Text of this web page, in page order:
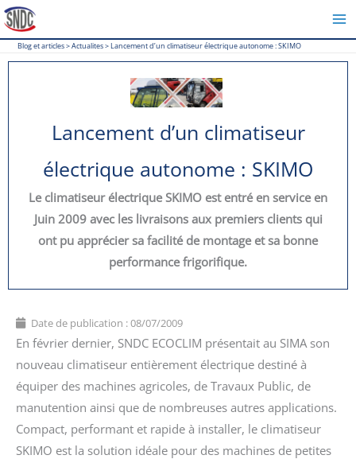
Aller
au
contenu
Blog et articles>Actualites>Lancement d’un climatiseur électrique autonome : SKIMO
Lancement d’un climatiseur
électrique autonome : SKIMO
Le climatiseur électrique SKIMO est entré en service en
Juin 2009 avec les livraisons aux premiers clients qui
ont pu apprécier sa facilité de montage et sa bonne
performance frigorifique.
Date de publication :08/07/2009
En février dernier, SNDC ECOCLIM présentait au SIMA son
nouveau climatiseur entièrement électrique destiné à
équiper des machines agricoles, de Travaux Public, de
manutention ainsi que de nombreuses autres applications.
Compact, performant et rapide à installer, le climatiseur
SKIMO est la solution idéale pour des machines de petites